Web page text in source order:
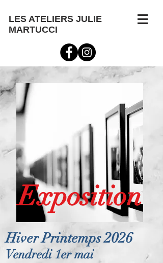
LES ATELIERS JULIE
MARTUCCI
Exposition
Hiver Printemps2026
Vendredi 1er mai